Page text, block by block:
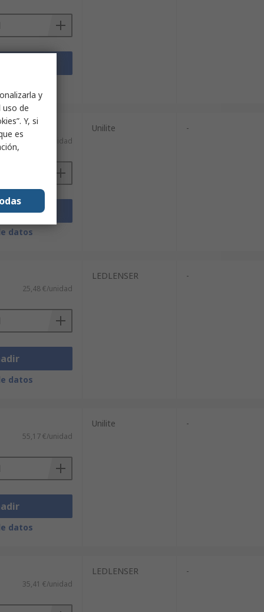
43,85 €/unidad
datos
Unilite -
25,48 €/unidad
datos
LEDLENSER -
55,17 €/unidad
datos
Unilite -
35,41 €/unidad
LEDLENSER -
y
uso de
Y, si
es